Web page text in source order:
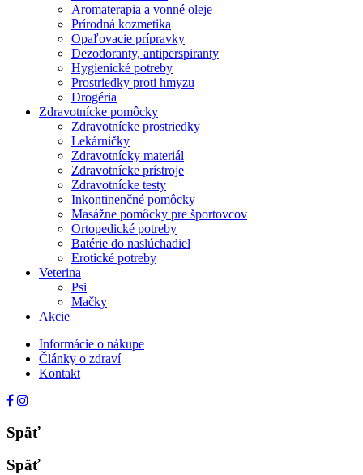
Aromaterapia a vonné oleje
Prírodná kozmetika
Opaľovacie prípravky
Dezodoranty, antiperspiranty
Hygienické potreby
Prostriedky proti hmyzu
Drogéria
Zdravotnícke pomôcky
Zdravotnícke prostriedky
Lekárničky
Zdravotnícky materiál
Zdravotnícke prístroje
Zdravotnícke testy
Inkontinenčné pomôcky
Masážne pomôcky pre športovcov
Ortopedické potreby
Batérie do naslúchadiel
Erotické potreby
Veterina
Psi
Mačky
Akcie
Informácie o nákupe
Články o zdraví
Kontakt
Späť
Späť